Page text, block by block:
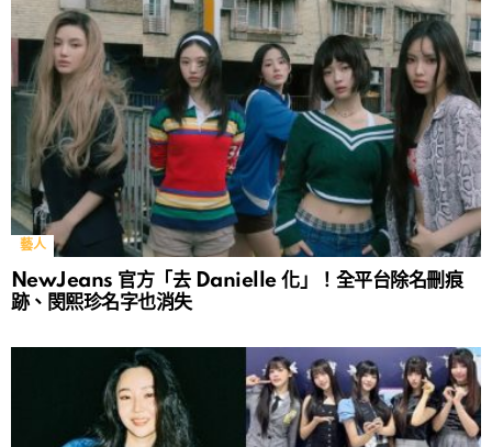
藝人
NewJeans 官方「去 Danielle 化」！全平台除名刪痕
跡、閔熙珍名字也消失